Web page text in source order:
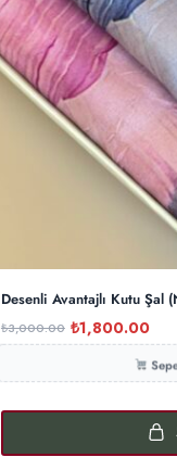
Desenli Avantajlı Kutu Şal
₺3,000.00 ₺1,800.00